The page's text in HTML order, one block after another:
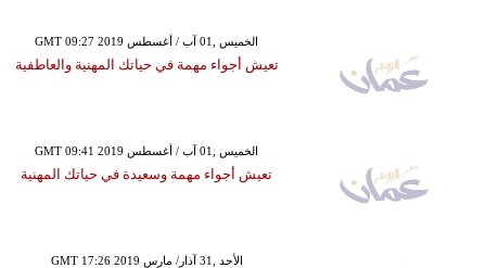
GMT 09:27 2019 الخميس ,01 آب / أغسطس
تعيش أجواء مهمة في حياتك المهنية والعاطفية
GMT 09:41 2019 الخميس ,01 آب / أغسطس
تعيش أجواء مهمة وسعيدة في حياتك المهنية
GMT 17:26 2019 الأحد ,31 آذار/ مارس